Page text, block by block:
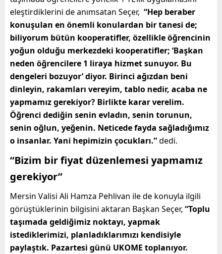
eleştirdiklerini de anımsatan Seçer, “Hep beraber
konuşulan en önemli konulardan bir tanesi de;
biliyorum bütün kooperatifler, özellikle öğrencinin
yoğun olduğu merkezdeki kooperatifler; ‘Başkan
neden öğrencilere 1 liraya hizmet sunuyor. Bu
dengeleri bozuyor’ diyor. Birinci ağızdan beni
dinleyin, rakamları vereyim, tablo nedir, acaba ne
yapmamız gerekiyor? Birlikte karar verelim.
Öğrenci dediğin senin evladın, senin torunun,
senin oğlun, yeğenin. Neticede fayda sağladığımız
o insanlar. Yani hepimizin çocukları.”dedi.
“Bizim bir fiyat düzenlemesi yapmamız
gerekiyor”
Mersin Valisi Ali Hamza Pehlivan ile de konuyla ilgili
görüştüklerinin bilgisini aktaran Başkan Seçer, “Toplu
taşımada geldiğimiz noktayı, yapmak
istediklerimizi, planladıklarımızı kendisiyle
paylaştık. Pazartesi günü UKOME toplanıyor.